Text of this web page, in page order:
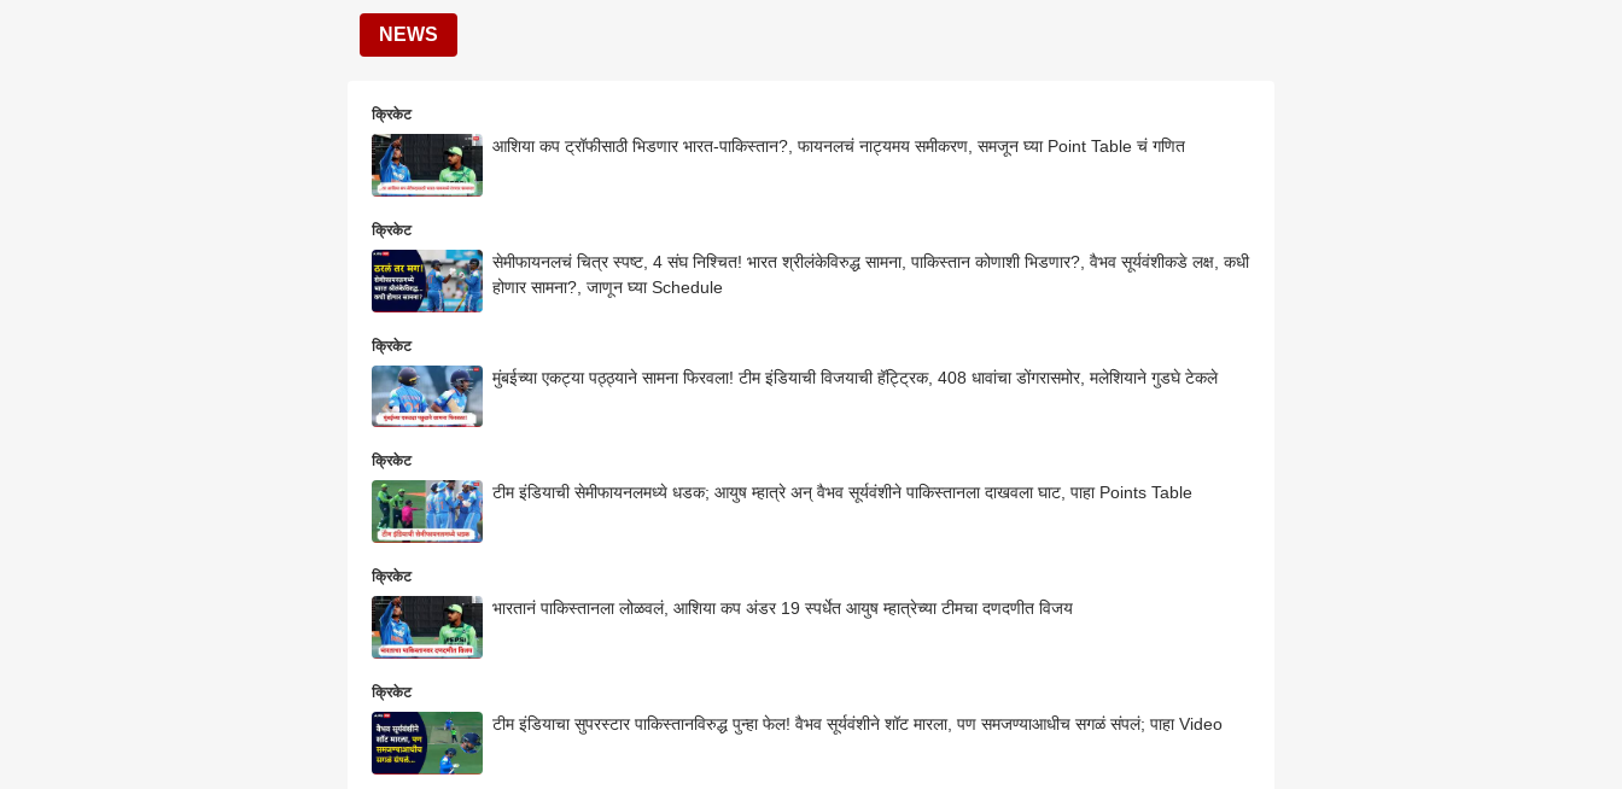
NEWS
क्रिकेट
आशिया कप ट्रॉफीसाठी भिडणार भारत-पाकिस्तान?, फायनलचं नाट्यमय समीकरण, समजून घ्या Point Table चं गणित
क्रिकेट
सेमीफायनलचं चित्र स्पष्ट, 4 संघ निश्चित! भारत श्रीलंकेविरुद्ध सामना, पाकिस्तान कोणाशी भिडणार?, वैभव सूर्यवंशीकडे लक्ष, कधी
होणार सामना?, जाणून घ्या Schedule
क्रिकेट
मुंबईच्या एकट्या पठ्ठ्याने सामना फिरवला! टीम इंडियाची विजयाची हॅट्ट्रिक, 408 धावांचा डोंगरासमोर, मलेशियाने गुडघे टेकले
क्रिकेट
टीम इंडियाची सेमीफायनलमध्ये धडक; आयुष म्हात्रे अन् वैभव सूर्यवंशीने पाकिस्तानला दाखवला घाट, पाहा Points Table
क्रिकेट
भारतानं पाकिस्तानला लोळवलं, आशिया कप अंडर 19 स्पर्धेत आयुष म्हात्रेच्या टीमचा दणदणीत विजय
क्रिकेट
टीम इंडियाचा सुपरस्टार पाकिस्तानविरुद्ध पुन्हा फेल! वैभव सूर्यवंशीने शॉट मारला, पण समजण्याआधीच सगळं संपलं; पाहा Video